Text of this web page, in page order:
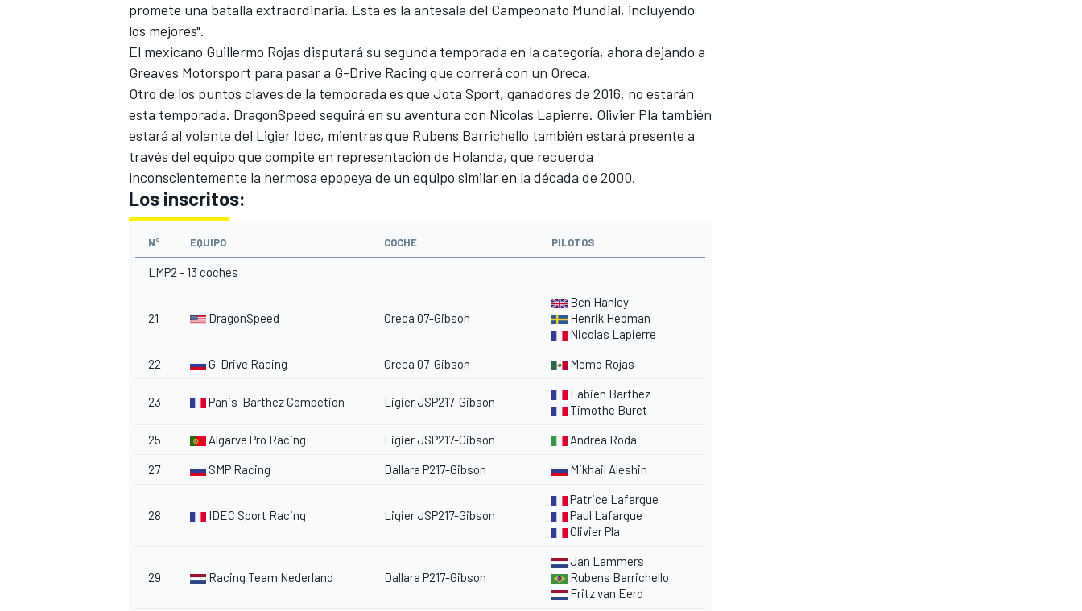
NASCAR CUP
FÓRMULA E
promete una batalla extraordinaria. Esta es la antesala del Campeonato Mundial, incluyendo
los mejores".
El mexicano Guillermo Rojas disputará su segunda temporada en la categoría, ahora dejando a
Greaves Motorsport para pasar a G-Drive Racing que correrá con un Oreca.
Otro de los puntos claves de la temporada es que Jota Sport, ganadores de 2016, no estarán
esta temporada. DragonSpeed seguirá en su aventura con Nicolas Lapierre. Olivier Pla también
estará al volante del Ligier Idec, mientras que Rubens Barrichello también estará presente a
través del equipo que compite en representación de Holanda, que recuerda
inconscientemente la hermosa epopeya de un equipo similar en la década de 2000.
Los inscritos:
N° EQUIPO COCHE PILOTOS
LMP2 - 13 coches
21 DragonSpeed Oreca 07-Gibson
Ben Hanley
Henrik Hedman
Nicolas Lapierre
22 G-Drive Racing Oreca 07-Gibson Memo Rojas
23 Panis-Barthez Competion Ligier JSP217-Gibson
Fabien Barthez
Timothe Buret
25 Algarve Pro Racing Ligier JSP217-Gibson Andrea Roda
27 SMP Racing Dallara P217-Gibson Mikhail Aleshin
28 IDEC Sport Racing Ligier JSP217-Gibson
Patrice Lafargue
Paul Lafargue
Olivier Pla
29 Racing Team Nederland Dallara P217-Gibson
Jan Lammers
Rubens Barrichello
Fritz van Eerd